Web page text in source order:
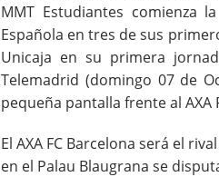
MMT Estudiantes comienza
Española en tres de sus
Unicaja en su primera
Telemadrid (domingo 07 de
pequeña pantalla frente al AXA
El AXA FC Barcelona será el
en el Palau Blaugrana se